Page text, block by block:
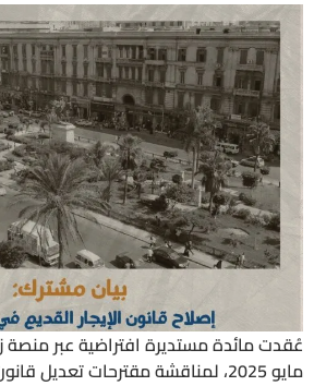
مايو 2025، لمناقشة مقترحات تعديل